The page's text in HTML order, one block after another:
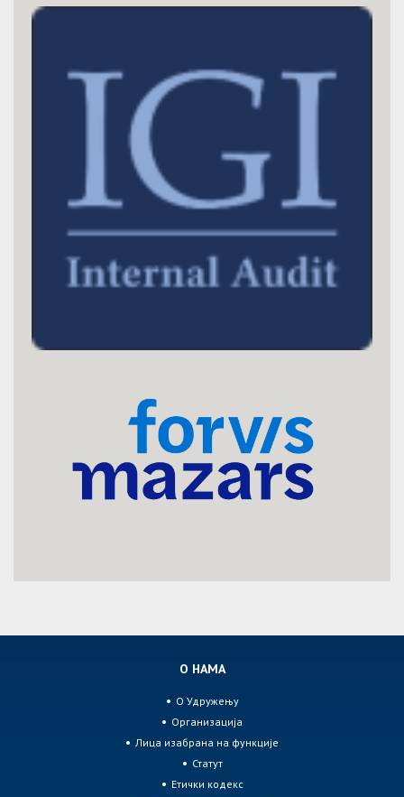
О НАМА
О Удружењу
Организација
Лица изабрана на функције
Статут
Етички кодекс